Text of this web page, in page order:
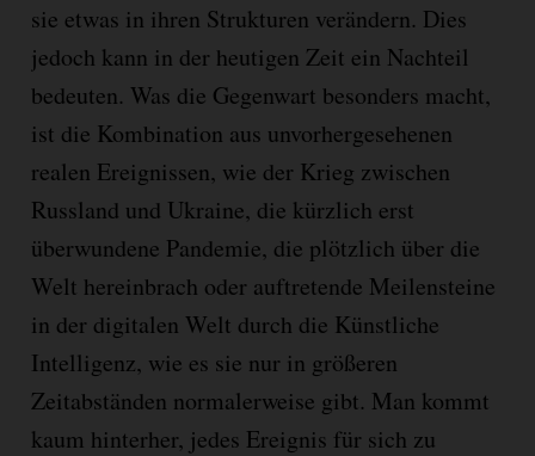
sie etwas in ihren Strukturen verändern. Dies
jedoch kann in der heutigen Zeit ein Nachteil
bedeuten. Was die Gegenwart besonders macht,
ist die Kombination aus unvorhergesehenen
realen Ereignissen, wie der Krieg zwischen
Russland und Ukraine, die kürzlich erst
überwundene Pandemie, die plötzlich über die
Welt hereinbrach oder auftretende Meilensteine
in der digitalen Welt durch die Künstliche
Intelligenz, wie es sie nur in größeren
Zeitabständen normalerweise gibt. Man kommt
kaum hinterher, jedes Ereignis für sich zu